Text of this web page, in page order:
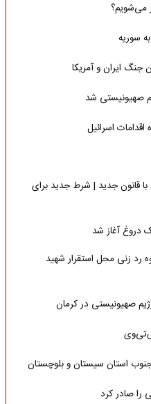
سوریه
جنگ ایران و آمریکا
صهیونیستی شد
اسرائیل
قانون جدید | شرط جدید برای
دروغ آغاز شد
رد زنی محل استقرار شهید
استان سیستان و بلوچستان
را صادر کرد